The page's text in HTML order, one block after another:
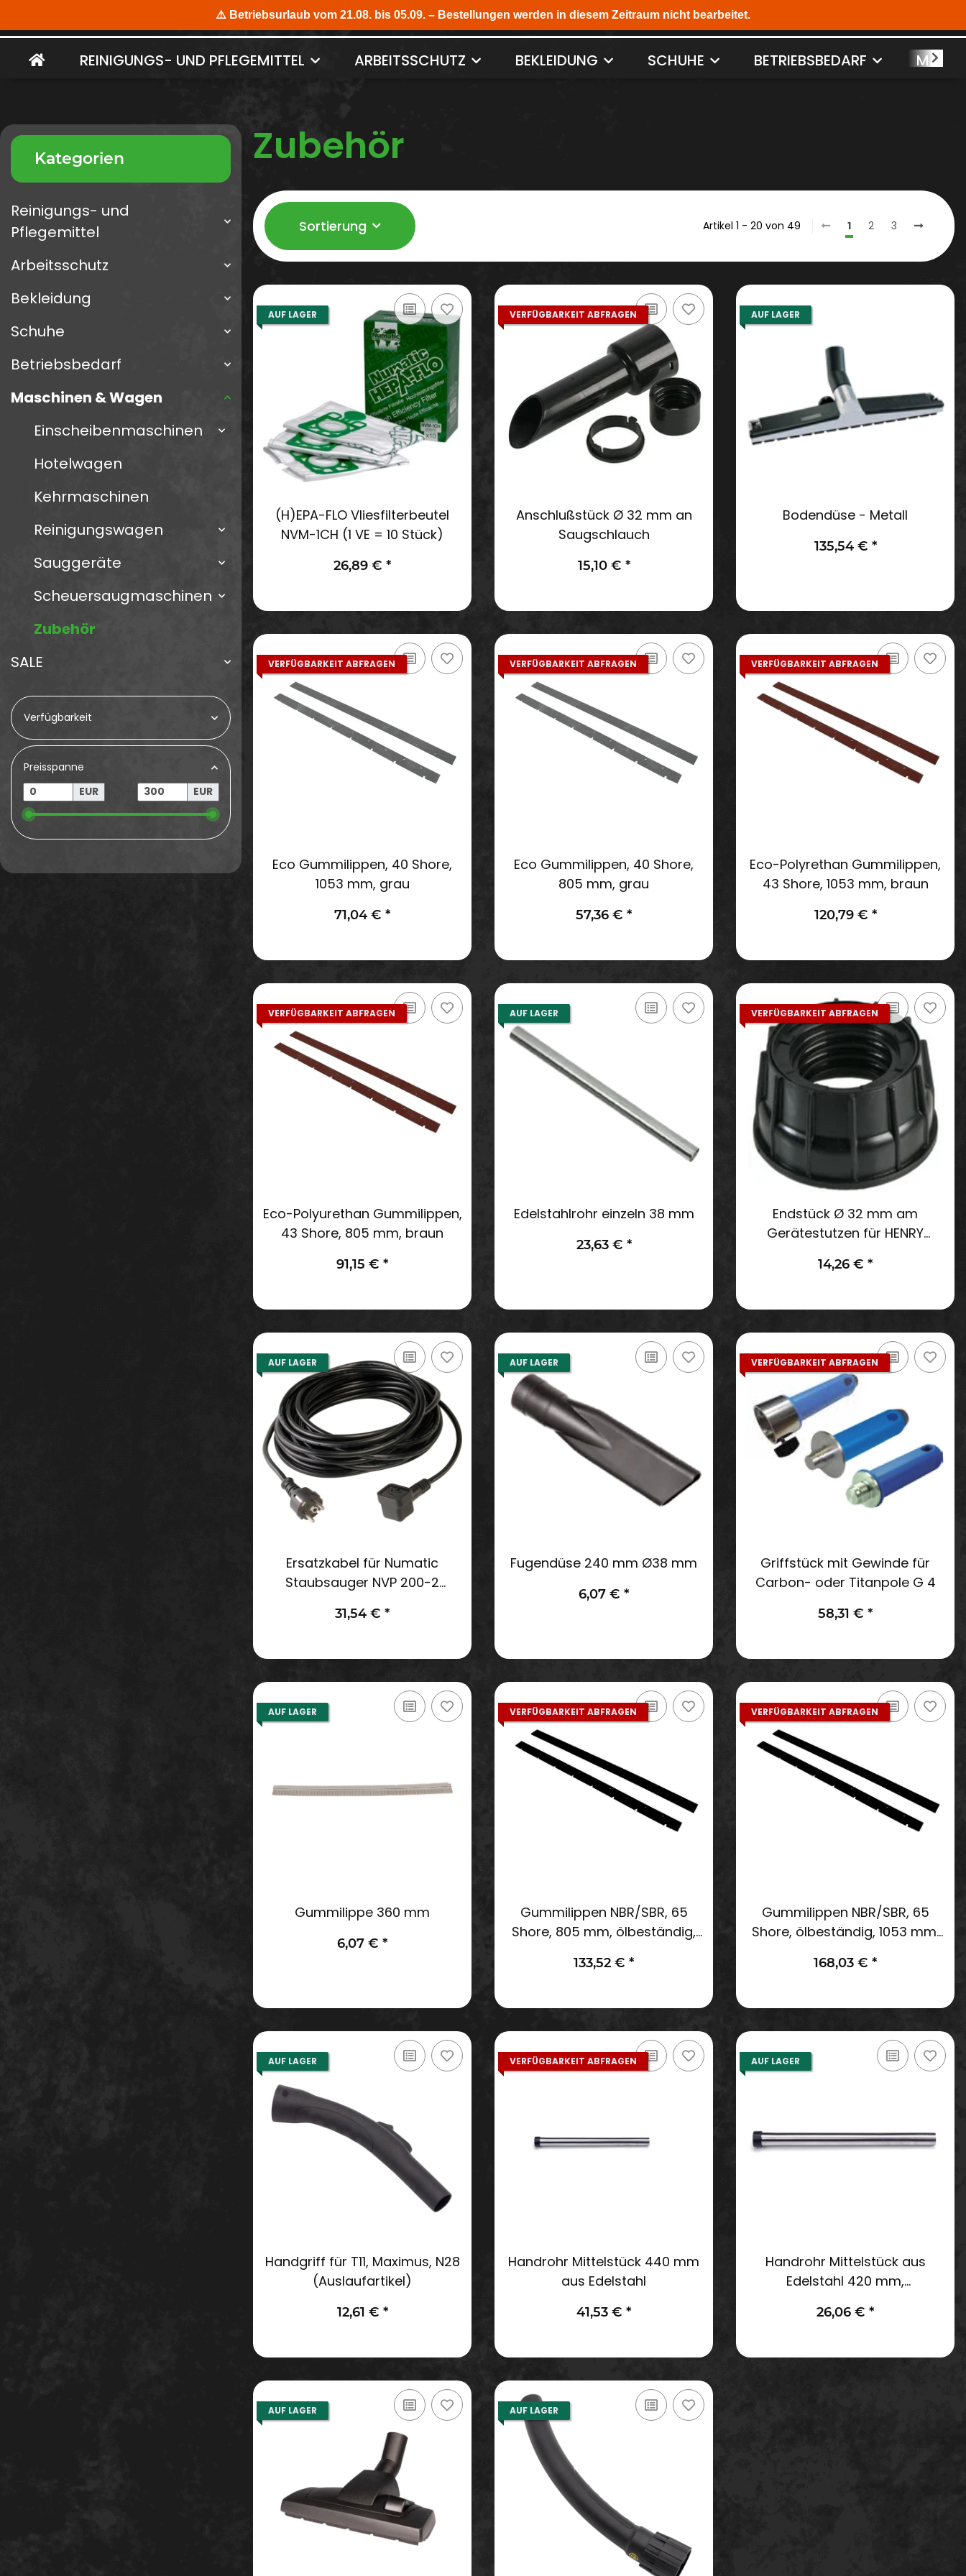
REINIGUNGS- UND PFLEGEMITTEL ARBEITSSCHUTZ BEKLEIDUNG SCHUHE BETRIEBSBEDARF
Zubehör
Sortierung Artikel 1 - 20 von 49 1 2 3
AUF LAGER
(H)EPA-FLO Vliesfilterbeutel
NVM-1CH (1 VE = 10 Stück)
26,89 € *
VERFÜGBARKEIT ABFRAGEN
Anschlußstück Ø 32 mm an
Saugschlauch
15,10 € *
AUF LAGER
Bodendüse - Metall
135,54 € *
VERFÜGBARKEIT ABFRAGEN
Eco Gummilippen, 40 Shore,
1053 mm, grau
71,04 € *
VERFÜGBARKEIT ABFRAGEN
Eco Gummilippen, 40 Shore,
805 mm, grau
57,36 € *
VERFÜGBARKEIT ABFRAGEN
Eco-Polyrethan Gummilippen,
43 Shore, 1053 mm, braun
120,79 € *
VERFÜGBARKEIT ABFRAGEN
Eco-Polyurethan Gummilippen,
43 Shore, 805 mm, braun
91,15 € *
AUF LAGER
Edelstahlrohr einzeln 38 mm
23,63 € *
VERFÜGBARKEIT ABFRAGEN
Endstück Ø 32 mm am
Gerätestutzen für HENRY
14,26 € *
AUF LAGER
Ersatzkabel für Numatic
Staubsauger NVP 200-2
31,54 € *
AUF LAGER
Fugendüse 240 mm Ø38 mm
6,07 € *
VERFÜGBARKEIT ABFRAGEN
Griffstück mit Gewinde für
Carbon- oder Titanpole G 4
58,31 € *
AUF LAGER
Gummilippe 360 mm
6,07 € *
VERFÜGBARKEIT ABFRAGEN
Gummilippen NBR/SBR, 65
Shore, 805 mm, ölbeständig,
133,52 € *
VERFÜGBARKEIT ABFRAGEN
Gummilippen NBR/SBR, 65
Shore, ölbeständig, 1053 mm,
168,03 € *
AUF LAGER
Handgriff für T11, Maximus, N28
(Auslaufartikel)
12,61 € *
VERFÜGBARKEIT ABFRAGEN
Handrohr Mittelstück 440 mm
aus Edelstahl
41,53 € *
AUF LAGER
Handrohr Mittelstück aus
Edelstahl 420 mm,
26,06 € *
AUF LAGER AUF LAGER
Kategorien
Reinigungs- und
Pflegemittel
Arbeitsschutz
Bekleidung
Schuhe
Betriebsbedarf
Maschinen & Wagen
Einscheibenmaschinen
Hotelwagen
Kehrmaschinen
Reinigungswagen
Sauggeräte
Scheuersaugmaschinen
Zubehör
SALE
Verfügbarkeit
Preisspanne
EUR
EUR